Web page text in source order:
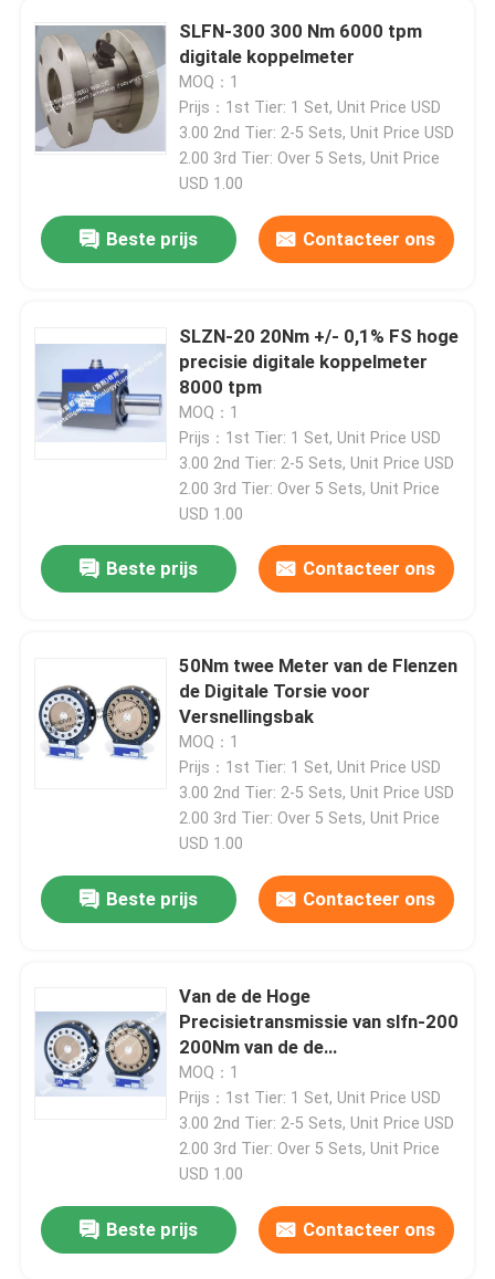
Thuis
Producten
Kwaliteitscontrole
Neem contact met ons op
Nieuws
Torsiedynamometer
Hoge snelheidsdynamometer
De Dynamometer van de motortest
De Dynamometer van de motortest
AC Dynamometer
Dynamische Proefbank
SLFN-300 300 Nm 6000 tpm
digitale koppelmeter
MOQ：1
Prijs：1st Tier: 1 Set, Unit Price USD
3.00 2nd Tier: 2-5 Sets, Unit Price USD
2.00 3rd Tier: Over 5 Sets, Unit Price
USD 1.00
Beste prijs Contacteer ons
SLZN-20 20Nm +/- 0,1% FS hoge
precisie digitale koppelmeter
8000 tpm
MOQ：1
Prijs：1st Tier: 1 Set, Unit Price USD
3.00 2nd Tier: 2-5 Sets, Unit Price USD
2.00 3rd Tier: Over 5 Sets, Unit Price
USD 1.00
Beste prijs Contacteer ons
50Nm twee Meter van de Flenzen
de Digitale Torsie voor
Versnellingsbak
MOQ：1
Prijs：1st Tier: 1 Set, Unit Price USD
3.00 2nd Tier: 2-5 Sets, Unit Price USD
2.00 3rd Tier: Over 5 Sets, Unit Price
USD 1.00
Beste prijs Contacteer ons
Van de de Hoge
Precisietransmissie van slfn-200
200Nm van de de
Spanningstorsie Digitale de
Torsiemeter Zonder contact
MOQ：1
Prijs：1st Tier: 1 Set, Unit Price USD
3.00 2nd Tier: 2-5 Sets, Unit Price USD
2.00 3rd Tier: Over 5 Sets, Unit Price
USD 1.00
Beste prijs Contacteer ons